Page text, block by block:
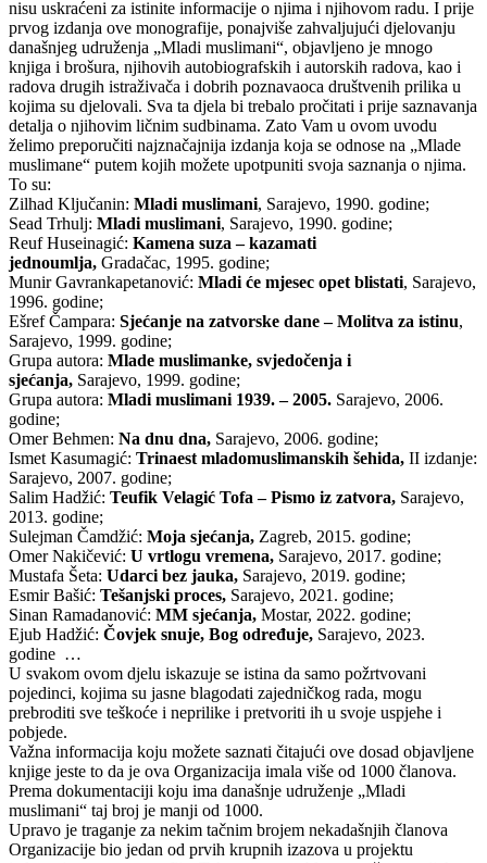
nisu uskraćeni za istinite informacije o njima i njihovom radu. I prije
prvog izdanja ove monografije, ponajviše zahvaljujući djelovanju
današnjeg udruženja „Mladi muslimani“, objavljeno je mnogo
knjiga i brošura, njihovih autobiografskih i autorskih radova, kao i
radova drugih istraživača i dobrih poznavaoca društvenih prilika u
kojima su djelovali. Sva ta djela bi trebalo pročitati i prije saznavanja
detalja o njihovim ličnim sudbinama. Zato Vam u ovom uvodu
želimo preporučiti najznačajnija izdanja koja se odnose na „Mlade
muslimane“ putem kojih možete upotpuniti svoja saznanja o njima.
To su:
Zilhad Ključanin: Mladi muslimani, Sarajevo, 1990. godine;
Sead Trhulj: Mladi muslimani, Sarajevo, 1990. godine;
Reuf Huseinagić: Kamena suza – kazamati
jednoumlja, Gradačac, 1995. godine;
Munir Gavrankapetanović: Mladi će mjesec opet blistati, Sarajevo,
1996. godine;
Ešref Čampara: Sjećanje na zatvorske dane – Molitva za istinu,
Sarajevo, 1999. godine;
Grupa autora: Mlade muslimanke, svjedočenja i
sjećanja, Sarajevo, 1999. godine;
Grupa autora: Mladi muslimani 1939. – 2005. Sarajevo, 2006.
godine;
Omer Behmen: Na dnu dna, Sarajevo, 2006. godine;
Ismet Kasumagić: Trinaest mladomuslimanskih šehida, II izdanje:
Sarajevo, 2007. godine;
Salim Hadžić: Teufik Velagić Tofa – Pismo iz zatvora, Sarajevo,
2013. godine;
Sulejman Čamdžić: Moja sjećanja, Zagreb, 2015. godine;
Omer Nakičević: U vrtlogu vremena, Sarajevo, 2017. godine;
Mustafa Šeta: Udarci bez jauka, Sarajevo, 2019. godine;
Esmir Bašić: Tešanjski proces, Sarajevo, 2021. godine;
Sinan Ramadanović: MM sjećanja, Mostar, 2022. godine;
Ejub Hadžić: Čovjek snuje, Bog određuje, Sarajevo, 2023.
godine …
U svakom ovom djelu iskazuje se istina da samo požrtvovani
pojedinci, kojima su jasne blagodati zajedničkog rada, mogu
prebroditi sve teškoće i neprilike i pretvoriti ih u svoje uspjehe i
pobjede.
Važna informacija koju možete saznati čitajući ove dosad objavljene
knjige jeste to da je ova Organizacija imala više od 1000 članova.
Prema dokumentaciji koju ima današnje udruženje „Mladi
muslimani“ taj broj je manji od 1000.
Upravo je traganje za nekim tačnim brojem nekadašnjih članova
Organizacije bio jedan od prvih krupnih izazova u projektu